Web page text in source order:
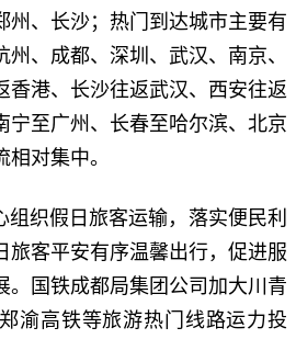
州、长沙；热门到达城市主要有
、成都、深圳、武汉、南京、
香港、长沙往返武汉、西安往返
宁至广州、长春至哈尔滨、北京
对集中。
织假日旅客运输，落实便民利
旅客平安有序温馨出行，促进服
。国铁成都局集团公司加大川青
渝高铁等旅游热门线路运力投